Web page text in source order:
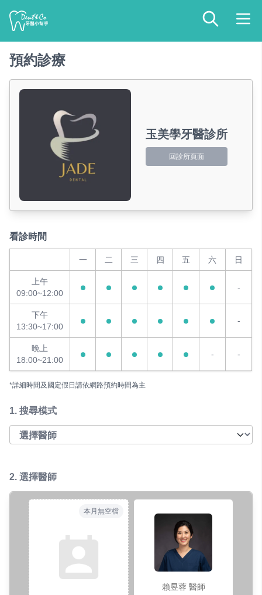
預約診療
玉美學牙醫診所
回診所頁面
看診時間
一 二 三 四 五 六 日
上午
09:00~12:00
-
下午
13:30~17:00
-
晚上
18:00~21:00
- -
*詳細時間及國定假日請依網路預約時間為主
1. 搜尋模式
2. 選擇醫師
本月無空檔
賴昱蓉 醫師